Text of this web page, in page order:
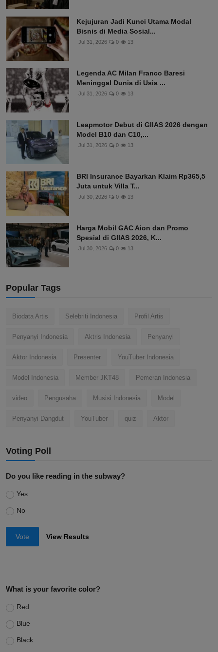
Kejujuran Jadi Kunci Utama Modal
Bisnis di Media Sosial...
Jul 31, 2026 0 13
Legenda AC Milan Franco Baresi
Meninggal Dunia di Usia ...
Jul 31, 2026 0 13
Leapmotor Debut di GIIAS 2026 dengan
Model B10 dan C10,...
Jul 31, 2026 0 13
BRI Insurance Bayarkan Klaim Rp365,5
Juta untuk Villa T...
Jul 30, 2026 0 13
Harga Mobil GAC Aion dan Promo
Spesial di GIIAS 2026, K...
Jul 30, 2026 0 13
Popular Tags
Biodata Artis Selebriti Indonesia Profil Artis
Penyanyi Indonesia Aktris Indonesia Penyanyi
Aktor Indonesia Presenter YouTuber Indonesia
Model Indonesia Member JKT48 Pemeran Indonesia
video Pengusaha Musisi Indonesia Model
Penyanyi Dangdut YouTuber quiz Aktor
Voting Poll
Do you like reading in the subway?
Yes
No
Vote View Results
What is your favorite color?
Red
Blue
Black